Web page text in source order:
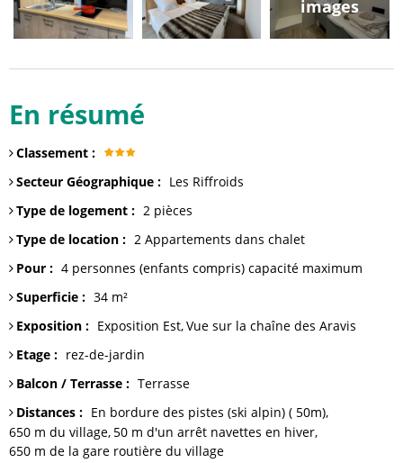
images
En résumé
Classement :
Secteur Géographique : Les Riffroids
Type de logement : 2 pièces
Type de location : 2 Appartements dans chalet
Pour : 4 personnes (enfants compris) capacité maximum
Superficie : 34 m²
Exposition : Exposition Est Vue sur la chaîne des Aravis
Etage : rez-de-jardin
Balcon / Terrasse : Terrasse
Distances : En bordure des pistes (ski alpin) ( 50m)
650 m du village 50 m d'un arrêt navettes en hiver
650 m de la gare routière du village